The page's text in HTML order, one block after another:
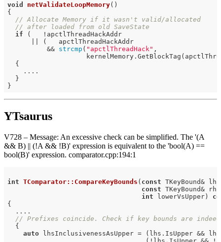
void netValidateLoopMemory()
{
// Allocate Memory if it wasn't valid/allocated
// after loaded from old SaveState
if (   !apctlThreadHackAddr
      || (   apctlThreadHackAddr
          &&
strcmp ( "apctlThreadHack" ,
  {
    ....
  }
YTsaurus
V728 – Message: An excessive check can be simplified. The '(A
&& B) || (!A && !B)' expression is equivalent to the 'bool(A) ==
bool(B)' expression. comparator.cpp:194:1
int TComparator::CompareKeyBounds ( const TKeyBound&
const TKeyBound&
int lowerVsUpper)
{
  ....
// Prefixes coincide. Check if key bounds are
  {
auto lhsInclusivenessAsUpper = (lhs.IsUpper &&